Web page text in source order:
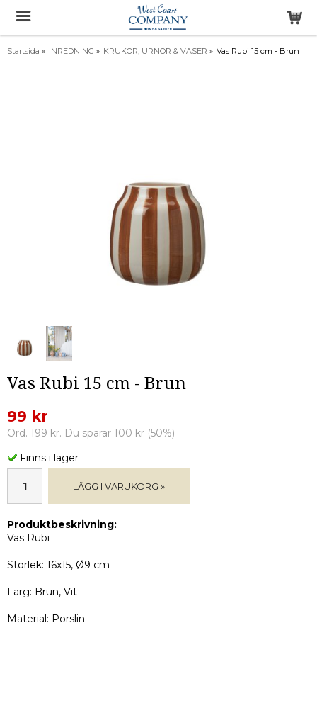
Startsida » INREDNING » KRUKOR, URNOR & VASER » Vas Rubi 15 cm - Brun
Vas Rubi 15 cm - Brun
99 kr
Ord. 199 kr. Du sparar 100 kr (50%)
Finns i lager
LÄGG I VARUKORG »
Produktbeskrivning:
Vas Rubi
Storlek: 16x15, Ø9 cm
Färg: Brun, Vit
Material: Porslin